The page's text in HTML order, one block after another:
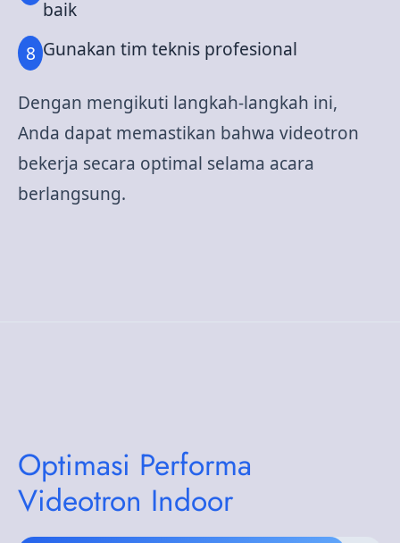
baik
Gunakan tim teknis profesional
Dengan mengikuti langkah-langkah ini,
Anda dapat memastikan bahwa videotron
bekerja secara optimal selama acara
berlangsung.
Optimasi Performa
Videotron Indoor